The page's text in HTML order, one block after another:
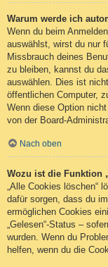
Warum werde ich
Wenn du beim
auswählst, wirst du nur
Missbrauch deines
zu bleiben, kannst du
auswählen. Dies ist
öffentlichen Computer,
Wenn diese Option
von der Board-
Nach oben
Wozu ist die Funktion
„Alle Cookies löschen“
dafür sorgen, dass du
ermöglichen Cookies
„Gelesen“-Status –
wurden. Wenn du
helfen, wenn du die